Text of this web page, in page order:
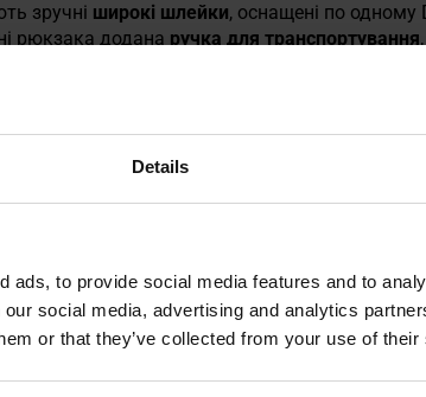
Details
ads, to provide social media features and to
social media, advertising and analytics
or that they’ve collected from your use of
зручні широкі шлейки, оснащені по одному
рюкзака додана ручка для транспортування
прилягає до спини, обшита м'якою
походів. Всередині рюкзака є